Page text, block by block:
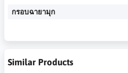
กรอบฉายามุก
Similar Products